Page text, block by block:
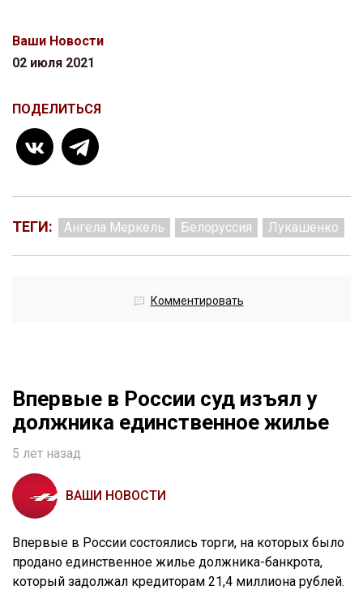
Ваши Новости
02 июля 2021
ПОДЕЛИТЬСЯ
ТЕГИ: Ангела Меркель Белоруссия Лукашенко
Комментировать
Впервые в России суд изъял у
должника единственное жилье
5 лет назад
ВАШИ НОВОСТИ
Впервые в России состоялись торги, на которых было
продано единственное жилье должника-банкрота,
который задолжал кредиторам 21,4 миллиона рублей.